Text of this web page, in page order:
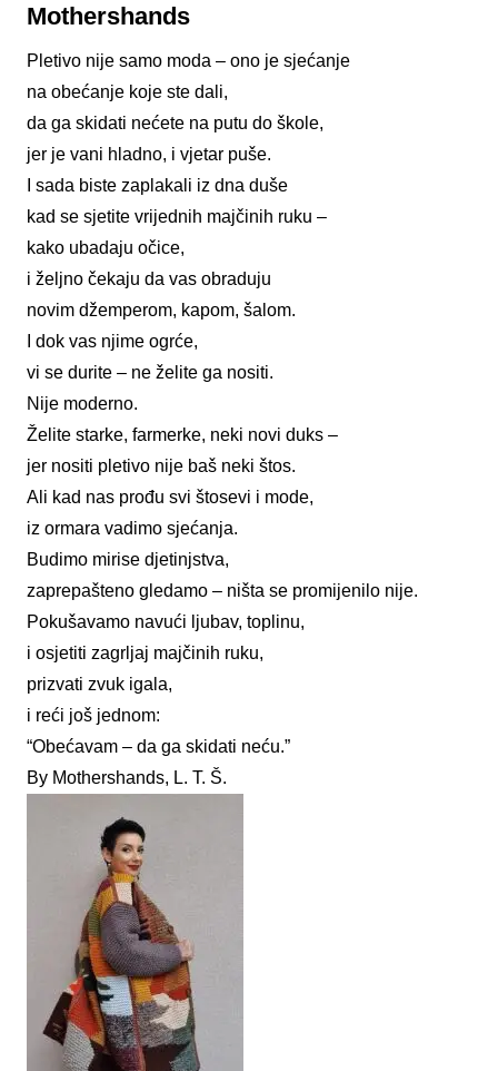
Mothershands
Pletivo nije samo moda – ono je sjećanje
na obećanje koje ste dali,
da ga skidati nećete na putu do škole,
jer je vani hladno, i vjetar puše.
I sada biste zaplakali iz dna duše
kad se sjetite vrijednih majčinih ruku –
kako ubadaju očice,
i željno čekaju da vas obraduju
novim džemperom, kapom, šalom.
I dok vas njime ogrće,
vi se durite – ne želite ga nositi.
Nije moderno.
Želite starke, farmerke, neki novi duks –
jer nositi pletivo nije baš neki štos.
Ali kad nas prođu svi štosevi i mode,
iz ormara vadimo sjećanja.
Budimo mirise djetinjstva,
zaprepašteno gledamo – ništa se promijenilo nije.
Pokušavamo navući ljubav, toplinu,
i osjetiti zagrljaj majčinih ruku,
prizvati zvuk igala,
i reći još jednom:
“Obećavam – da ga skidati neću.”
By Mothershands, L. T. Š.